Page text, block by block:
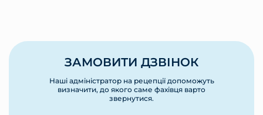
ЗАМОВИТИ ДЗВІНОК
Наші адміністратор на рецепції допоможуть
визначити, до якого саме фахівця варто
звернутися.